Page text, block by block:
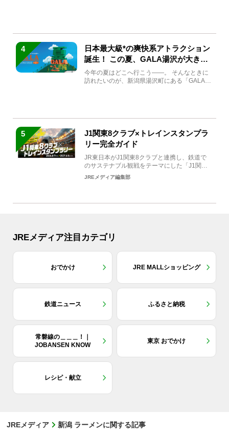
4
日本最大級*の爽快系アトラクション
誕生！ この夏、GALA湯沢が大きく
生まれ変わる
今年の夏はどこへ行こう――。 そんなときに
訪れたいのが、新潟県湯沢町にある「GALA湯
5
J1関東8クラブ×トレインスタンプラ
リー完全ガイド
JR東日本がJ1関東8クラブと連携し、鉄道で
のサステナブル観戦をテーマにした「J1関東8
クラブ×トレイン...
JREメディア編集部
JREメディア注目カテゴリ
おでかけ JRE MALLショッピング
鉄道ニュース ふるさと納税
常磐線の＿＿＿！｜
JOBANSEN KNOW
東京 おでかけ
レシピ・献立
JREメディア 新潟 ラーメンに関する記事